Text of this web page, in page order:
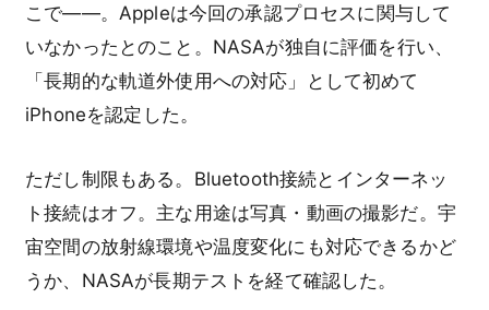
こで——。Appleは今回の承認プロセスに関与して
いなかったとのこと。NASAが独自に評価を行い、
「長期的な軌道外使用への対応」として初めて
iPhoneを認定した。
ただし制限もある。Bluetooth接続とインターネッ
ト接続はオフ。主な用途は写真・動画の撮影だ。宇
宙空間の放射線環境や温度変化にも対応できるかど
うか、NASAが長期テストを経て確認した。